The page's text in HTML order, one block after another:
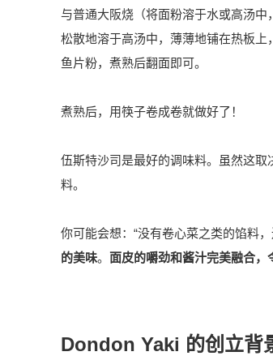
与普通大阪烧（将面粉溶于水或高汤
松散地溶于高汤中，薄薄地铺在热板
鱼片粉，煮熟后翻面即可。
煮熟后，用筷子卷成卷就做好了！
伍斯特沙司是最好的调味料。虽然这
料。
你可能会想：“没有卷心菜之类的馅料
的美味。 面皮的嚼劲和酱汁完美融合，
Dondon Yaki 的创立背